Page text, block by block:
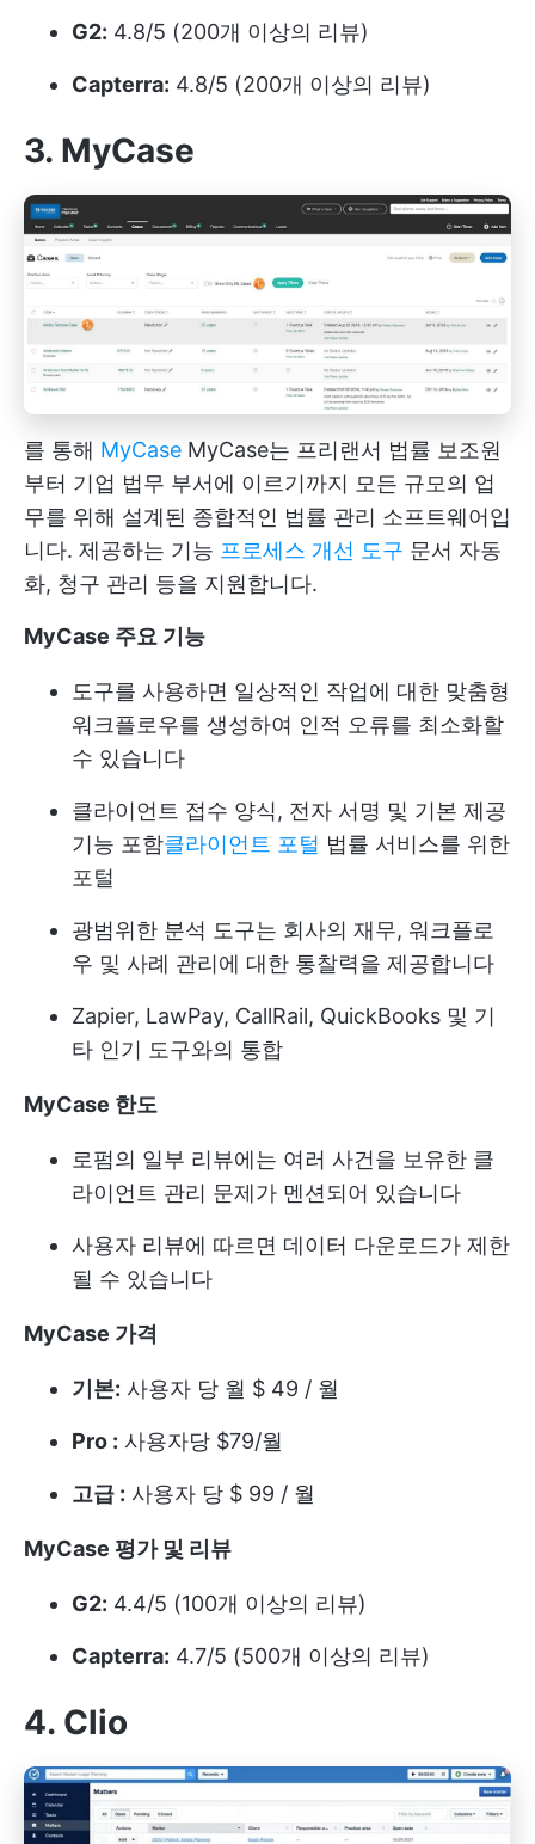
G2: 4.8/5 (200개 이상의 리뷰)
Capterra: 4.8/5 (200개 이상의 리뷰)
3. MyCase
를 통해 MyCase MyCase는 프리랜서 법률 보조원
부터 기업 법무 부서에 이르기까지 모든 규모의 업
무를 위해 설계된 종합적인 법률 관리 소프트웨어입
니다. 제공하는 기능 프로세스 개선 도구 문서 자동
화, 청구 관리 등을 지원합니다.
MyCase 주요 기능
도구를 사용하면 일상적인 작업에 대한 맞춤형
워크플로우를 생성하여 인적 오류를 최소화할
수 있습니다
클라이언트 접수 양식, 전자 서명 및 기본 제공
기능 포함클라이언트 포털 법률 서비스를 위한
포털
광범위한 분석 도구는 회사의 재무, 워크플로
우 및 사례 관리에 대한 통찰력을 제공합니다
Zapier, LawPay, CallRail, QuickBooks 및 기
타 인기 도구와의 통합
MyCase 한도
로펌의 일부 리뷰에는 여러 사건을 보유한 클
라이언트 관리 문제가 멘션되어 있습니다
사용자 리뷰에 따르면 데이터 다운로드가 제한
될 수 있습니다
MyCase 가격
기본: 사용자 당 월 $ 49 / 월
Pro : 사용자당 $79/월
고급 : 사용자 당 $ 99 / 월
MyCase 평가 및 리뷰
G2: 4.4/5 (100개 이상의 리뷰)
Capterra: 4.7/5 (500개 이상의 리뷰)
4. Clio